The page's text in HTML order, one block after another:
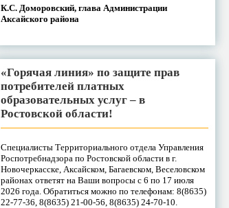
К.С. Доморовский, глава Администрации
Аксайского района
«Горячая линия» по защите прав
потребителей платных
образовательных услуг – в
Ростовской области!
Специалисты Территориального отдела Управления
Роспотребнадзора по Ростовской области в г.
Новочеркасске, Аксайском, Багаевском, Веселовском
районах ответят на Ваши вопросы с 6 по 17 июля
2026 года. Обратиться можно по телефонам: 8(8635)
22-77-36, 8(8635) 21-00-56, 8(8635) 24-70-10.